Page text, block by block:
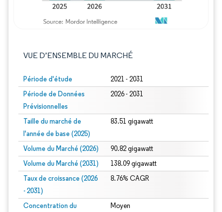
VUE D’ENSEMBLE DU MARCHÉ
Période d'étude 2021 - 2031
Période de Données
Prévisionnelles
2026 - 2031
Taille du marché de
l'année de base (2025)
83.51 gigawatt
Volume du Marché (2026) 90.82 gigawatt
Volume du Marché (2031) 138.09 gigawatt
Taux de croissance (2026
- 2031)
8.76% CAGR
Concentration du
Moyen